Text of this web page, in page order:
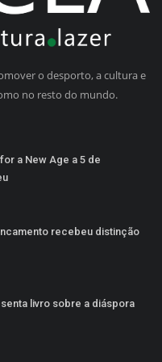
o desporto, a cultura e
no resto do mundo.
a New Age a 5 de
recebeu distinção
livro sobre a diáspora